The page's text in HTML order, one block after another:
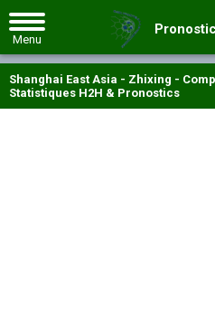
Shanghai East Asia - Zhixing -
Statistiques H2H & Pronostics